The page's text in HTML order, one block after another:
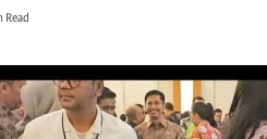
Read